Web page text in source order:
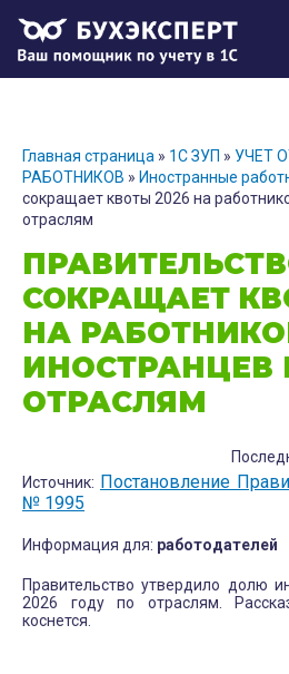
Главная страница » 1С ЗУП » УЧЕТ
РАБОТНИКОВ » Иностранные
сокращает квоты 2026 на
отраслям
СОКРАЩАЕТ
НА
ИНОСТРАНЦЕВ
ОТРАСЛЯМ
Источник: Постановление
№ 1995
Информация для: работодателей
Правительство утвердило долю
2026 году по отраслям.
коснется.